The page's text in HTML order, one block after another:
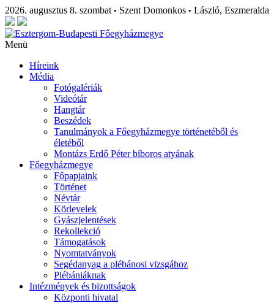
2026. augusztus 8. szombat • Szent Domonkos • László, Eszmeralda
Menü
Híreink
Média
Fotógalériák
Videótár
Hangtár
Beszédek
Tanulmányok a Főegyházmegye történetéből és
életéből
Montázs Erdő Péter bíboros atyának
Főegyházmegye
Főpapjaink
Történet
Névtár
Körlevelek
Gyászjelentések
Rekollekció
Támogatások
Nyomtatványok
Segédanyag a plébánosi vizsgához
Plébániáknak
Intézmények és bizottságok
Központi hivatal